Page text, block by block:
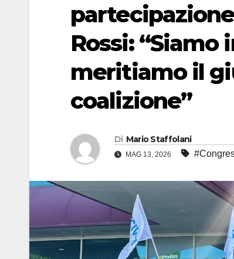
Rossi:
meritiamo il
coalizione”
Di Mario Staffolani
MAG 13, 2026